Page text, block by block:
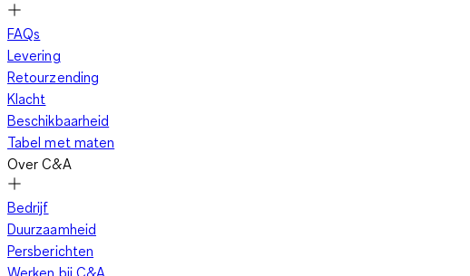
FAQs
Levering
Retourzending
Klacht
Beschikbaarheid
Tabel met maten
Over C&A
Bedrijf
Duurzaamheid
Persberichten
Werken bij C&A